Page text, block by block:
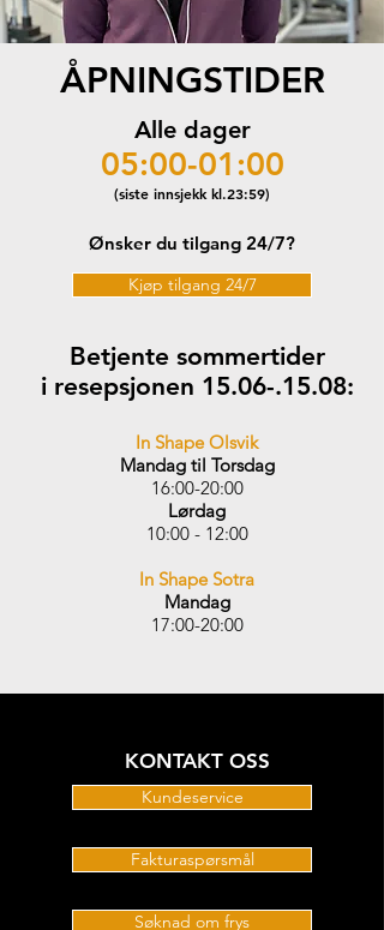
ÅPNINGSTIDER
Alle dager
05:00-01:00
(siste innsjekk kl.23:59)
Ønsker du tilgang 24/7?
Kjøp tilgang 24/7
Betjente sommertider
i resepsjonen 15.06-.15.08:
In Shape Olsvik
Mandag til Torsdag
16:00-20:00
Lørdag
10:00 - 12:00
In Shape Sotra
Mandag
17:00-20:00
KONTAKT OSS
Kundeservice
Fakturaspørsmål
Søknad om frys